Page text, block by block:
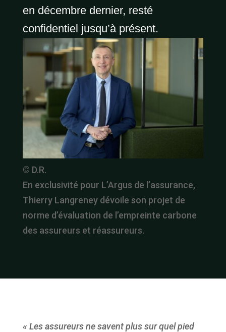
en décembre dernier, resté
confidentiel jusqu’à présent.
© D.R.
En exclusivité pour L’Argus de l’assurance,
Thierry Langreney dévoile son projet de
norme d’évaluation de l’empreinte carbone
des assureurs et réassureurs.
« Les assureurs ne savent plus sur quel pied